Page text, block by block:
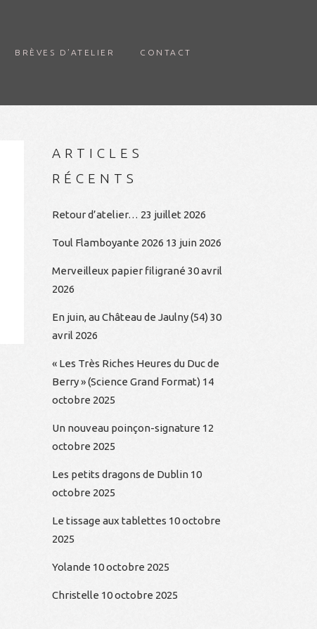
BRÈVES D’ATELIER CONTACT
ARTICLES
RÉCENTS
Retour d’atelier… 23 juillet 2026
Toul Flamboyante 2026 13 juin 2026
Merveilleux papier filigrané 30 avril
2026
En juin, au Château de Jaulny (54)30
avril 2026
« Les Très Riches Heures du Duc de
Berry » (Science Grand Format) 14
octobre 2025
Un nouveau poinçon-signature 12
octobre 2025
Les petits dragons de Dublin 10
octobre 2025
Le tissage aux tablettes 10 octobre
2025
Yolande 10 octobre 2025
Christelle 10 octobre 2025